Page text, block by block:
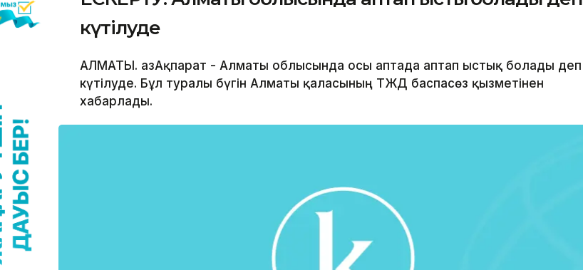
күтілуде
АЛМАТЫ. ҚазАқпарат - Алматы облысында осы аптада аптап ыстық болады деп
күтілуде. Бұл туралы бүгін Алматы қаласының ТЖД баспасөз қызметінен
хабарлады.